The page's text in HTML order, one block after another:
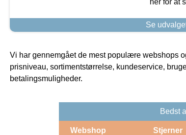
Se
Vi har gennemgået de mest populære webshops
prisniveau, sortimentstørrelse, kundeservice,
betalingsmuligheder.
Bedst
Webshop Stjerner